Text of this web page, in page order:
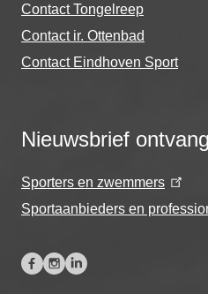
Contact Tongelreep
Contact ir. Ottenbad
Contact Eindhoven Sport
Nieuwsbrief
Sporters en zwemmers
Sportaanbieders en